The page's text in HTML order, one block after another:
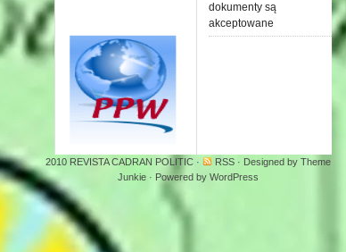
dokumenty są
akceptowane
2010 REVISTA CADRAN POLITIC · RSS · Designed by Theme
Junkie · Powered by WordPress